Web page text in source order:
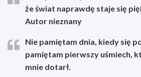
że świat naprawdę staje się
Autor nieznany
Nie pamiętam dnia, kiedy się
pamiętam pierwszy uśmiech,
mnie dotarł.